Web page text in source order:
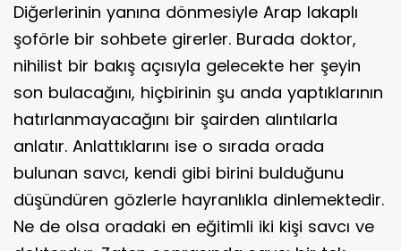
Diğerlerinin yanına dönmesiyle Arap lakaplı
şoförle bir sohbete girerler. Burada doktor,
nihilist bir bakış açısıyla gelecekte her şeyin
son bulacağını, hiçbirinin şu anda yaptıklarının
hatırlanmayacağını bir şairden alıntılarla
anlatır. Anlattıklarını ise o sırada orada
bulunan savcı, kendi gibi birini bulduğunu
düşündüren gözlerle hayranlıkla dinlemektedir.
Ne de olsa oradaki en eğitimli iki kişi savcı ve